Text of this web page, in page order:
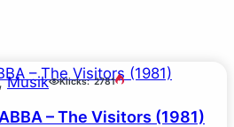
Musik Klicks: 2781
– The Visitors (1981)